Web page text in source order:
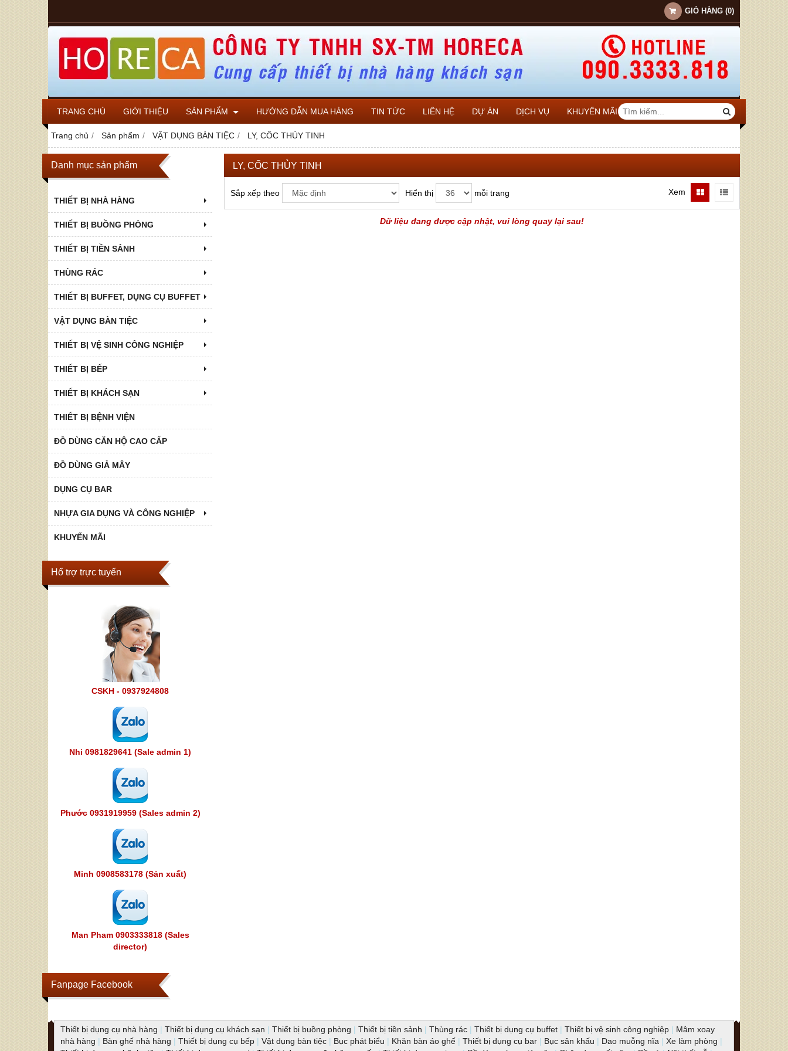
GIỎ HÀNG (0)
TRANG CHỦ GIỚI THIỆU SẢN PHẨM HƯỚNG DẪN MUA HÀNG TIN TỨC LIÊN HỆ DỰ ÁN DỊCH VỤ KHUYẾN MÃI
Trang chủ Sản phẩm VẬT DỤNG BÀN TIỆC LY, CỐC THỦY TINH
Danh mục sản phẩm
THIẾT BỊ NHÀ HÀNG
THIẾT BỊ BUỒNG PHÒNG
THIẾT BỊ TIỀN SẢNH
THÙNG RÁC
THIẾT BỊ BUFFET, DỤNG CỤ BUFFET
VẬT DỤNG BÀN TIỆC
THIẾT BỊ VỆ SINH CÔNG NGHIỆP
THIẾT BỊ BẾP
THIẾT BỊ KHÁCH SẠN
THIẾT BỊ BỆNH VIỆN
ĐỒ DÙNG CĂN HỘ CAO CẤP
ĐỒ DÙNG GIẢ MÂY
DỤNG CỤ BAR
NHỰA GIA DỤNG VÀ CÔNG NGHIỆP
KHUYẾN MÃI
Hổ trợ trực tuyến
CSKH - 0937924808
Nhi 0981829641 (Sale admin 1)
Phước 0931919959 (Sales admin 2)
Minh 0908583178 (Sản xuất)
Man Pham 0903333818 (Sales
director)
Fanpage Facebook
LY, CỐC THỦY TINH
Sắp xếp theo Hiển thị mỗi trang Xem
Dữ liệu đang được cập nhật, vui lòng quay lại sau!
Thiết bị dụng cụ nhà hàng | Thiết bị dụng cụ khách sạn | Thiết bị buồng phòng | Thiết bị tiền sảnh | Thùng rác | Thiết bị dụng cụ buffet | Thiết bị vệ sinh công nghiệp | Mâm xoay
nhà hàng | Bàn ghế nhà hàng | Thiết bị dụng cụ bếp | Vật dụng bàn tiệc | Bục phát biểu | Khăn bàn áo ghế | Thiết bị dụng cụ bar | Bục sân khấu | Dao muỗng nĩa | Xe làm phòng |